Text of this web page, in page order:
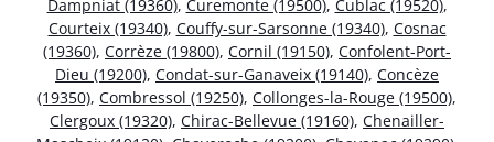
Dampniat (19360), Curemonte (19500), Cublac (19520),
Courteix (19340), Couffy-sur-Sarsonne (19340), Cosnac
(19360), Corrèze (19800), Cornil (19150), Confolent-Port-
Dieu (19200), Condat-sur-Ganaveix (19140), Concèze
(19350), Combressol (19250), Collonges-la-Rouge (19500),
Clergoux (19320), Chirac-Bellevue (19160), Chenailler-